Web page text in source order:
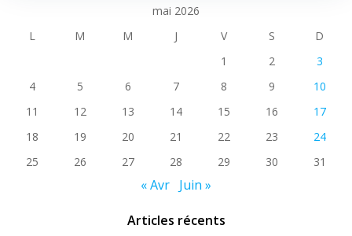
mai 2026
L
M M J V S
D
1
2
3
4
5 6 7 8 9
10
11
12 13 14 15 16
17
18
19 20 21 22 23
24
25
26 27 28 29 30 31
« Avr Juin »
Articles récents